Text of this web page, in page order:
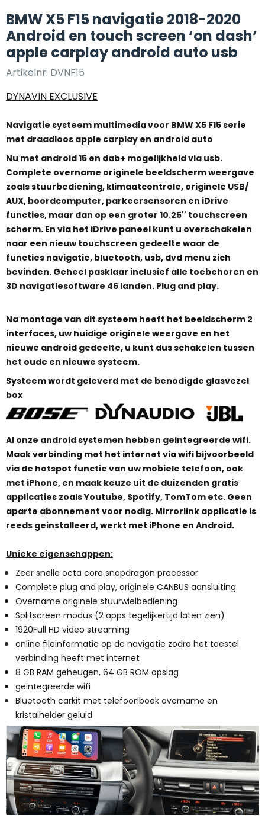
BMW X5 F15 navigatie 2018-2020
Android en touch screen ‘on dash’
apple carplay android auto usb
Artikelnr: DVNF15
DYNAVIN EXCLUSIVE
Navigatie systeem multimedia voor BMW X5 F15 serie
met draadloos apple carplay en android auto
Nu met android 15 en dab+ mogelijkheid via usb.
Complete overname originele beeldscherm weergave
zoals stuurbediening, klimaatcontrole, originele USB/
AUX, boordcomputer, parkeersensoren en iDrive
functies, maar dan op een groter 10.25'' touchscreen
scherm. En via het iDrive paneel kunt u overschakelen
naar een nieuw touchscreen gedeelte waar de
functies navigatie, bluetooth, usb, dvd menu zich
bevinden. Geheel pasklaar inclusief alle toebehoren en
3D navigatiesoftware 46 landen. Plug and play.
Na montage van dit systeem heeft het beeldscherm 2
interfaces, uw huidige originele weergave en het
nieuwe android gedeelte, u kunt dus schakelen tussen
het oude en nieuwe systeem.
Systeem wordt geleverd met de benodigde glasvezel
box
Al onze android systemen hebben geintegreerde wifi.
Maak verbinding met het internet via wifi bijvoorbeeld
via de hotspot functie van uw mobiele telefoon, ook
met iPhone, en maak keuze uit de duizenden gratis
applicaties zoals Youtube, Spotify, TomTom etc. Geen
aparte abonnement voor nodig. Mirrorlink applicatie is
reeds geinstalleerd, werkt met iPhone en Android.
Unieke eigenschappen:
Zeer snelle octa core snapdragon processor
Complete plug and play, originele CANBUS aansluiting
Overname originele stuurwielbediening
Splitscreen modus (2 apps tegelijkertijd laten zien)
1920Full HD video streaming
online fileinformatie op de navigatie zodra het toestel
verbinding heeft met internet
8 GB RAM geheugen, 64 GB ROM opslag
geintegreerde wifi
Bluetooth carkit met telefoonboek overname en
kristalhelder geluid